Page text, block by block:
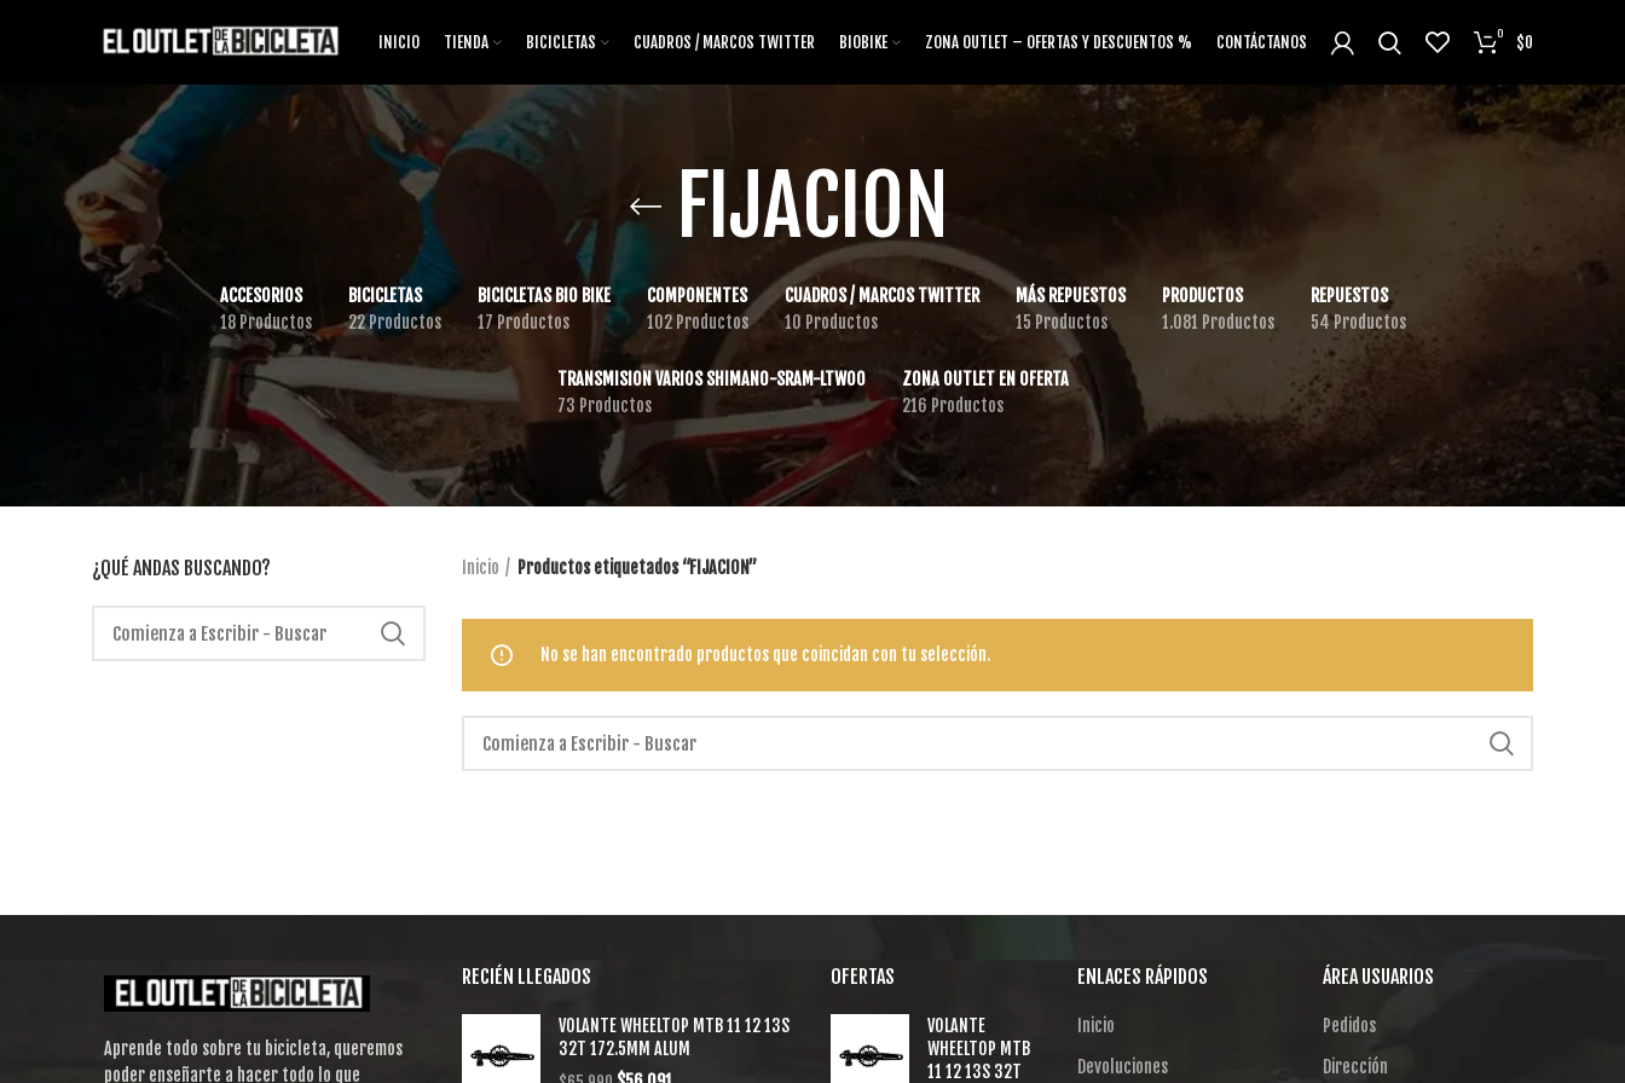
INICIO TIENDA BICICLETAS CUADROS / MARCOS TWITTER BIOBIKE ZONA OUTLET – OFERTAS Y DESCUENTOS % CONTÁCTANOS 0 $0
FIJACION
ACCESORIOS
18 Productos
BICICLETAS
22 Productos
BICICLETAS BIO BIKE
17 Productos
COMPONENTES
102 Productos
CUADROS / MARCOS TWITTER
10 Productos
MÁS REPUESTOS
15 Productos
PRODUCTOS
1.081 Productos
REPUESTOS
54 Productos
TRANSMISION VARIOS SHIMANO-SRAM-LTWOO
73 Productos
ZONA OUTLET EN OFERTA
216 Productos
¿QUÉ ANDAS BUSCANDO? Inicio Productos etiquetados “FIJACION”
No se han encontrado productos que coincidan con tu selección.
Aprende todo sobre tu bicicleta, queremos
poder enseñarte a hacer todo lo que
RECIÉN LLEGADOS
VOLANTE WHEELTOP MTB 11 12 13S
32T 172.5MM ALUM
OFERTAS
VOLANTE
WHEELTOP MTB
11 12 13S 32T
ENLACES RÁPIDOS
Inicio
Devoluciones
ÁREA USUARIOS
Pedidos
Dirección